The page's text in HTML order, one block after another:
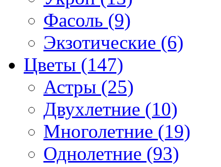
Фасоль (9)
Экзотические (6)
Цветы (147)
Астры (25)
Двухлетние (10)
Многолетние (19)
Однолетние (93)